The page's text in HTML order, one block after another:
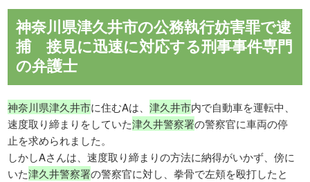
神奈川県津久井市の公務執行妨害罪で逮
捕 接見に迅速に対応する刑事事件専門
の弁護士
神奈川県津久井市に住むAは、津久井市内で自動車を運転中、
速度取り締まりをしていた津久井警察署の警察官に車両の停
止を求められました。
しかしAさんは、速度取り締まりの方法に納得がいかず、傍に
いた津久井警察署の警察官に対し、拳骨で左頬を殴打したと